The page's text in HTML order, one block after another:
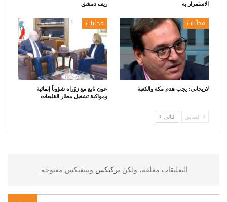
الاستمرار به
ريف دمشق
محلّيات
لاريجاني: يجب هدم مكة والكعبة
محلّيات
عون تابع مع زوّراه شؤوناً إنمائية
ومواكبة تشغيل مطار القليعات
السابق التالي
التعليقات مغلقة، ولكن تركبكس وبينغبكس مفتوحة.